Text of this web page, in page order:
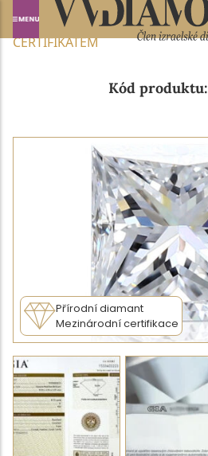
Domů NABÍDKA DIAMANTŮ
CERTIFIKÁTEM
Kód produktu:
Přírodní diamant
Mezinárodní certifikace